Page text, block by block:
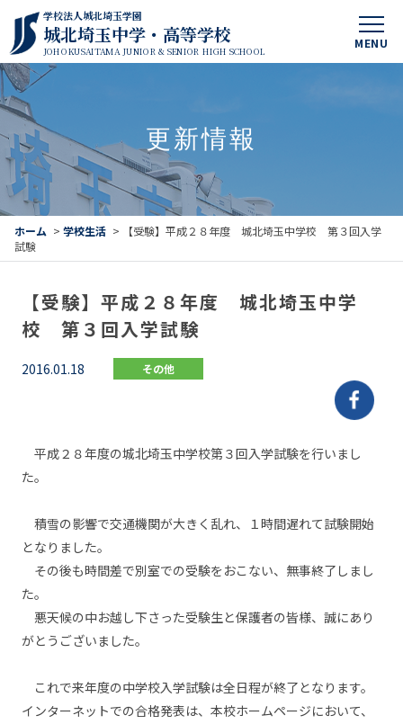
MENU
学校法人城北埼玉学園
城北埼玉中学・高等学校
JOHOKUSAITAMA JUNIOR & SENIOR HIGH SCHOOL
更新情報
ホーム > 学校生活 >
【受験】平成２８年度 城北埼玉中学校 第３回入学
試験
【受験】平成２８年度 城北埼玉中学
校 第３回入学試験
2016.01.18 その他
平成２８年度の城北埼玉中学校第３回入学試験を行いまし
た。
積雪の影響で交通機関が大きく乱れ、１時間遅れて試験開始
となりました。
その後も時間差で別室での受験をおこない、無事終了しまし
た。
悪天候の中お越し下さった受験生と保護者の皆様、誠にあり
がとうございました。
これで来年度の中学校入学試験は全日程が終了となります。
インターネットでの合格発表は、本校ホームページにおいて、